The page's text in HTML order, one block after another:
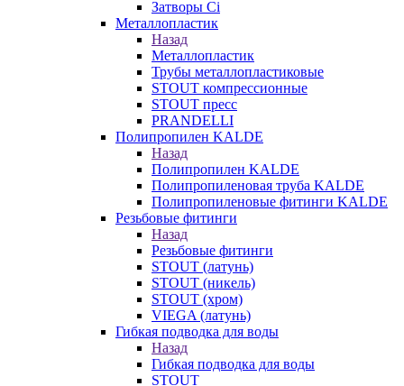
Затворы Ci
Металлопластик
Назад
Металлопластик
Трубы металлопластиковые
STOUT компрессионные
STOUT пресс
PRANDELLI
Полипропилен KALDE
Назад
Полипропилен KALDE
Полипропиленовая труба KALDE
Полипропиленовые фитинги KALDE
Резьбовые фитинги
Назад
Резьбовые фитинги
STOUT (латунь)
STOUT (никель)
STOUT (хром)
VIEGA (латунь)
Гибкая подводка для воды
Назад
Гибкая подводка для воды
STOUT